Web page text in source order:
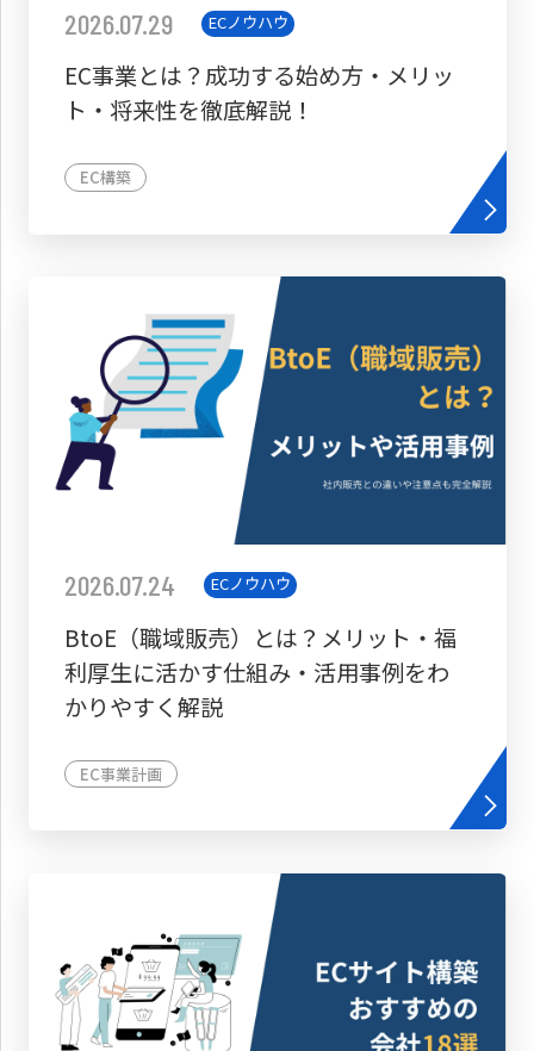
2026.07.29 ECノウハウ
EC事業とは？成功する始め方・メリッ
ト・将来性を徹底解説！
EC構築
2026.07.24 ECノウハウ
BtoE（職域販売）とは？メリット・福
利厚生に活かす仕組み・活用事例をわ
かりやすく解説
EC事業計画